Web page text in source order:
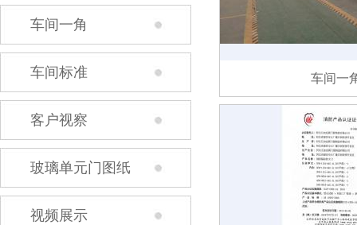
车间一角
车间标准
客户视察
玻璃单元门图纸
视频展示
车间一